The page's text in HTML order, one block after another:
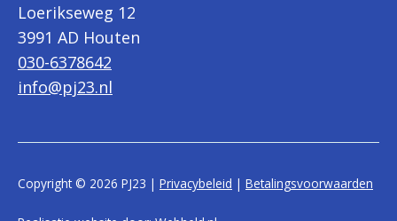
Loerikseweg 12
3991 AD Houten
030-6378642
info@pj23.nl
Copyright © 2026 PJ23 | Privacybeleid | Betalingsvoorwaarden